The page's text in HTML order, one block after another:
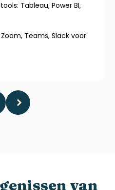
Tableau, Power BI,
Teams, Slack voor
van